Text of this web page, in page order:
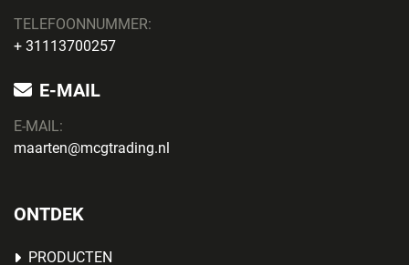
TELEFOONNUMMER:
+ 31113700257
E-MAIL
E-MAIL:
maarten@mcgtrading.nl
ONTDEK
PRODUCTEN